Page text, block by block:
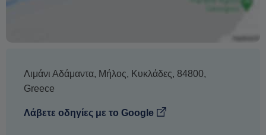
Λιμάνι Αδάμαντα, Μήλος, Κυκλάδες, 84800,
Greece
Λάβετε οδηγίες με το Google